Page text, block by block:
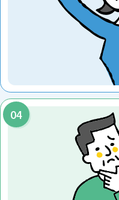
ただいずれにしても、
るのは難しいので、気
発症しているか不安と
もの忘れ外来では、ま
るご家族さまに対する
認知症が疑われるとな
知機能検査（MMSE、